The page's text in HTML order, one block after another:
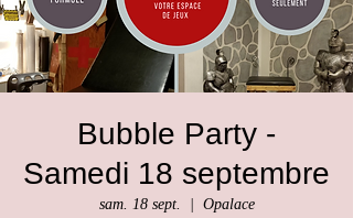
Bubble Party -
Samedi 18 septembre
sam. 18 sept. Opalace